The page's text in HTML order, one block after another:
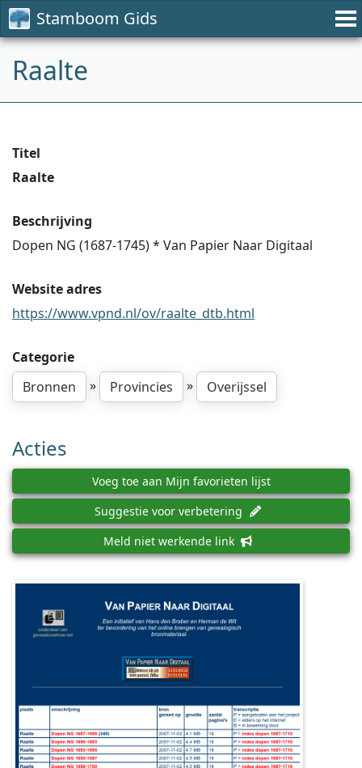
Stamboom Gids
Raalte
Titel
Raalte
Beschrijving
Dopen NG (1687-1745) * Van Papier Naar Digitaal
Website adres
https://www.vpnd.nl/ov/raalte_dtb.html
Categorie
Bronnen
» Provincies » Overijssel
Acties
Voeg toe aan Mijn favorieten lijst
Suggestie voor verbetering
Meld niet werkende link